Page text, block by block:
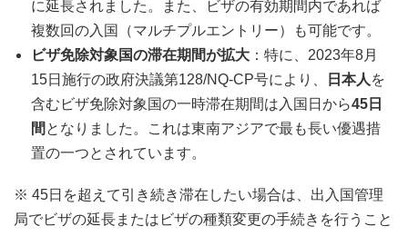
に延長されました。また、ビザの有効期間内であれば
複数回の入国（マルチプルエントリー）も可能です。
ビザ免除対象国の滞在期間が拡大 ：特に、2023年8月
15日施行の政府決議第128/NQ-CP号により、
日本人 を
含むビザ免除対象国の一時滞在期間は入国日から45日
間 となりました。これは東南アジアで最も長い優遇措
置の一つとされています。
※ 45日を超えて引き続き滞在したい場合は、出入国管理
局でビザの延長またはビザの種類変更の手続きを行うこと